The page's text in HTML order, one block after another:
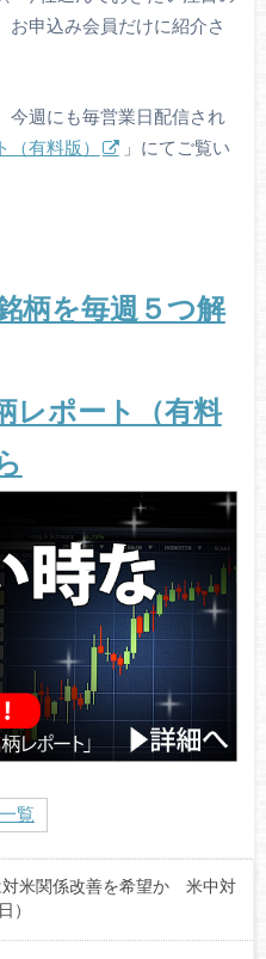
お申込み会員だけに紹介さ
今週にも毎営業日配信され
有料版）
」にてご覧い
柄を毎週５つ解
レポート（有料
覧
対米関係改善を希望か 米中対
）